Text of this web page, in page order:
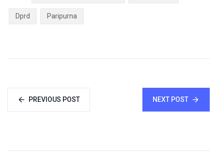
Dprd Paripurna
PREVIOUS POST NEXT POST